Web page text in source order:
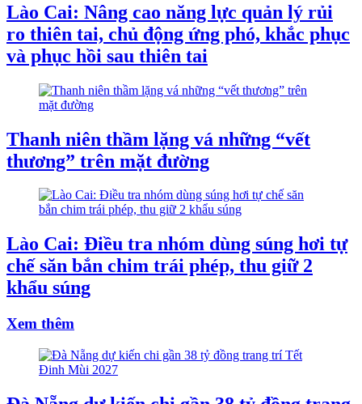
Lào Cai: Nâng cao năng lực quản lý rủi
ro thiên tai, chủ động ứng phó, khắc phục
và phục hồi sau thiên tai
Thanh niên thầm lặng vá những “vết
thương” trên mặt đường
Lào Cai: Điều tra nhóm dùng súng hơi tự
chế săn bắn chim trái phép, thu giữ 2
khẩu súng
Xem thêm